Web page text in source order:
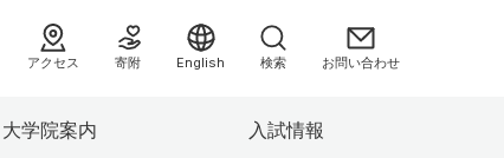
大学院案内 入試情報
アクセス 寄附 English お問い合わせ
検索